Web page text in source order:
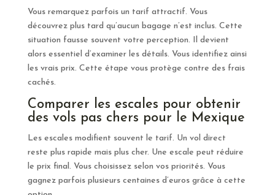
Vous remarquez parfois un tarif attractif. Vous
découvrez plus tard qu’aucun bagage n’est inclus. Cette
situation fausse souvent votre perception. Il devient
alors essentiel d’examiner les détails. Vous identifiez ainsi
les vrais prix. Cette étape vous protège contre des frais
cachés.
Comparer les escales pour obtenir
des vols pas chers pour le Mexique
Les escales modifient souvent le tarif. Un vol direct
reste plus rapide mais plus cher. Une escale peut réduire
le prix final. Vous choisissez selon vos priorités. Vous
gagnez parfois plusieurs centaines d’euros grâce à cette